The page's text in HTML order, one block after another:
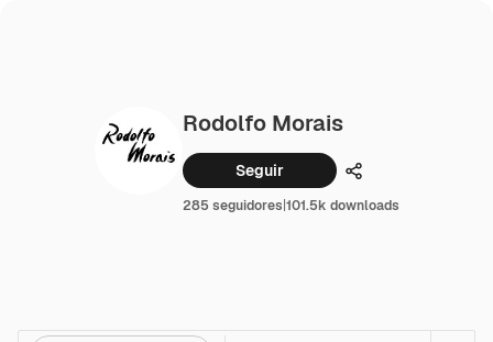
Rodolfo Morais
Seguir Compartilhar
285 seguidores|101.5k downloads